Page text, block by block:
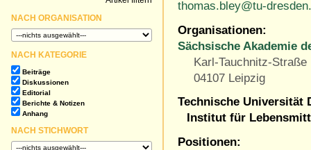
thomas.bley@tu-
Organisationen:
Sächsische Akademie
Karl-Tauchnitz-Straße
04107 Leipzig
Technische Universität
Institut für
Positionen:
NACH ORGANISATION
NACH KATEGORIE
Beiträge
Diskussionen
Editorial
Berichte & Notizen
Anhang
NACH STICHWORT